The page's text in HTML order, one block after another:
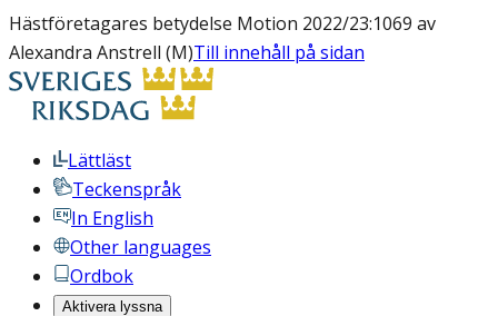
Hästföretagares betydelse Motion 2022/23:1069 av
Alexandra Anstrell (M)Till innehåll på sidan
Lättläst
Teckenspråk
In English
Other languages
Ordbok
Aktivera lyssna